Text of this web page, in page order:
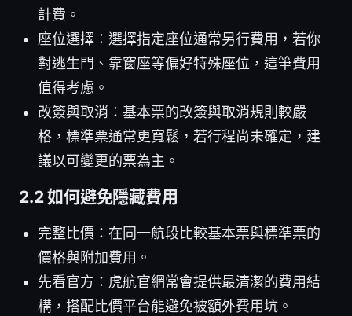
計費。
座位選擇：選擇指定座位通常另行費用，若你
對逃生門、靠窗座等偏好特殊座位，這筆費用
值得考慮。
改簽與取消：基本票的改簽與取消規則較嚴
格，標準票通常更寬鬆，若行程尚未確定，建
議以可變更的票為主。
2.2 如何避免隱藏費用
完整比價：在同一航段比較基本票與標準票的
價格與附加費用。
先看官方：虎航官網常會提供最清潔的費用結
構，搭配比價平台能避免被額外費用坑。